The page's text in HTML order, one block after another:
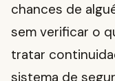
chances de
sem verificar o
tratar
sistema de